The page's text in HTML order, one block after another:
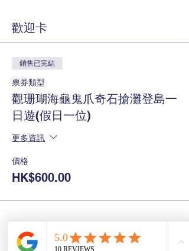
歡迎卡
銷售已完結
票券類型
觀珊瑚海龜鬼爪奇石搶灘登島一
日遊(假日一位)
更多資訊
價格
HK$600.00